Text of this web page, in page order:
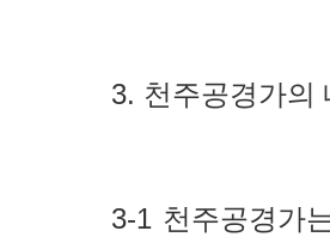
3. 천주공경가의
3-1 천주공경가